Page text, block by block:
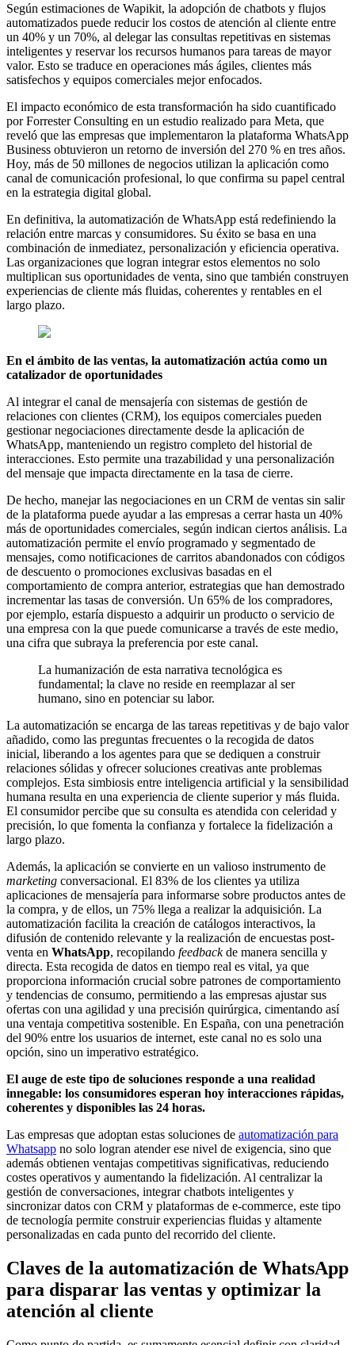
Según estimaciones de Wapikit, la adopción de chatbots y flujos
automatizados puede reducir los costos de atención al cliente entre
un 40% y un 70%, al delegar las consultas repetitivas en sistemas
inteligentes y reservar los recursos humanos para tareas de mayor
valor. Esto se traduce en operaciones más ágiles, clientes más
satisfechos y equipos comerciales mejor enfocados.
El impacto económico de esta transformación ha sido cuantificado
por Forrester Consulting en un estudio realizado para Meta, que
reveló que las empresas que implementaron la plataforma WhatsApp
Business obtuvieron un retorno de inversión del 270 % en tres años.
Hoy, más de 50 millones de negocios utilizan la aplicación como
canal de comunicación profesional, lo que confirma su papel central
en la estrategia digital global.
En definitiva, la automatización de WhatsApp está redefiniendo la
relación entre marcas y consumidores. Su éxito se basa en una
combinación de inmediatez, personalización y eficiencia operativa.
Las organizaciones que logran integrar estos elementos no solo
multiplican sus oportunidades de venta, sino que también construyen
experiencias de cliente más fluidas, coherentes y rentables en el
largo plazo.
En el ámbito de las ventas, la automatización actúa como un
catalizador de oportunidades
Al integrar el canal de mensajería con sistemas de gestión de
relaciones con clientes (CRM), los equipos comerciales pueden
gestionar negociaciones directamente desde la aplicación de
WhatsApp, manteniendo un registro completo del historial de
interacciones. Esto permite una trazabilidad y una personalización
del mensaje que impacta directamente en la tasa de cierre.
De hecho, manejar las negociaciones en un CRM de ventas sin salir
de la plataforma puede ayudar a las empresas a cerrar hasta un 40%
más de oportunidades comerciales, según indican ciertos análisis. La
automatización permite el envío programado y segmentado de
mensajes, como notificaciones de carritos abandonados con códigos
de descuento o promociones exclusivas basadas en el
comportamiento de compra anterior, estrategias que han demostrado
incrementar las tasas de conversión. Un 65% de los compradores,
por ejemplo, estaría dispuesto a adquirir un producto o servicio de
una empresa con la que puede comunicarse a través de este medio,
una cifra que subraya la preferencia por este canal.
La humanización de esta narrativa tecnológica es
fundamental; la clave no reside en reemplazar al ser
humano, sino en potenciar su labor.
La automatización se encarga de las tareas repetitivas y de bajo valor
añadido, como las preguntas frecuentes o la recogida de datos
inicial, liberando a los agentes para que se dediquen a construir
relaciones sólidas y ofrecer soluciones creativas ante problemas
complejos. Esta simbiosis entre inteligencia artificial y la sensibilidad
humana resulta en una experiencia de cliente superior y más fluida.
El consumidor percibe que su consulta es atendida con celeridad y
precisión, lo que fomenta la confianza y fortalece la fidelización a
largo plazo.
Además, la aplicación se convierte en un valioso instrumento de
marketing conversacional. El 83% de los clientes ya utiliza
aplicaciones de mensajería para informarse sobre productos antes de
la compra, y de ellos, un 75% llega a realizar la adquisición. La
automatización facilita la creación de catálogos interactivos, la
difusión de contenido relevante y la realización de encuestas post-
venta en WhatsApp, recopilando feedbackde manera sencilla y
directa. Esta recogida de datos en tiempo real es vital, ya que
proporciona información crucial sobre patrones de comportamiento
y tendencias de consumo, permitiendo a las empresas ajustar sus
ofertas con una agilidad y una precisión quirúrgica, cimentando así
una ventaja competitiva sostenible. En España, con una penetración
del 90% entre los usuarios de internet, este canal no es solo una
opción, sino un imperativo estratégico.
El auge de este tipo de soluciones responde a una realidad
innegable: los consumidores esperan hoy interacciones rápidas,
coherentes y disponibles las 24 horas.
Las empresas que adoptan estas soluciones de automatización para
Whatsapp no solo logran atender ese nivel de exigencia, sino que
además obtienen ventajas competitivas significativas, reduciendo
costes operativos y aumentando la fidelización. Al centralizar la
gestión de conversaciones, integrar chatbots inteligentes y
sincronizar datos con CRM y plataformas de e-commerce, este tipo
de tecnología permite construir experiencias fluidas y altamente
personalizadas en cada punto del recorrido del cliente.
Claves de la automatización de WhatsApp
para disparar las ventas y optimizar la
atención al cliente